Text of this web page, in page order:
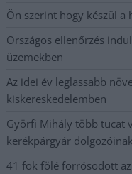
Ön szerint hogy készül a
Országos ellenőrzés
üzemekben
Az idei év leglassabb
kiskereskedelemben
Györfi Mihály több tucat
kerékpárgyár
41 fok fölé forrósodott